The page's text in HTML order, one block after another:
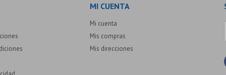
MI CUENTA
Mi cuenta
Mis compras
Mis direcciones